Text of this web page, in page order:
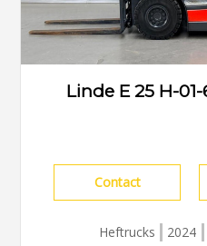
Linde E 25 H-
Contact
Heftrucks 2024